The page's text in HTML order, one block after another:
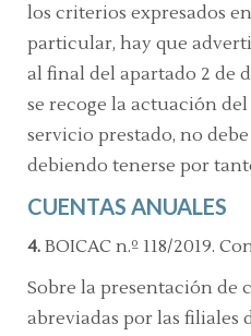
los criterios expresados
particular, hay que
al final del apartado 2 de
se recoge la actuación
servicio prestado, no
debiendo tenerse por
CUENTAS ANUALES
4. BOICAC n.º 118/2019.
Sobre la presentación de
abreviadas por las filiales